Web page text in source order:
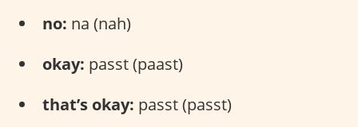
no: na (nah)
okay: passt (paast)
that’s okay: passt (passt)